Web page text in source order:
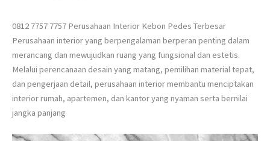
0812 7757 7757 Perusahaan Interior Kebon Pedes Terbesar
Perusahaan interior yang berpengalaman berperan penting dalam
merancang dan mewujudkan ruang yang fungsional dan estetis.
Melalui perencanaan desain yang matang, pemilihan material tepat,
dan pengerjaan detail, perusahaan interior membantu menciptakan
interior rumah, apartemen, dan kantor yang nyaman serta bernilai
jangka panjang